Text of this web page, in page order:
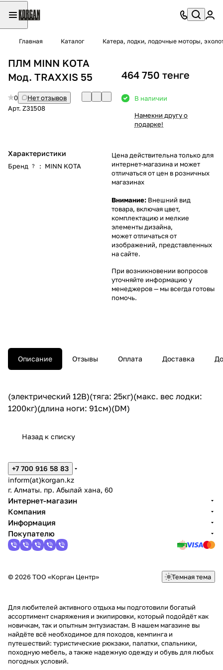
Главная Каталог Катера, лодки, лодочные моторы,
ПЛМ MINN KOTA
Мод. TRAXXIS 55
0
Нет отзывов
Арт. Z31508
Характеристики
Бренд ? : MINN KOTA
464 750 тенге
В наличии
Намекни другу о
подарке!
Цена действительна только для
интернет-магазина и может
отличаться от цен в розничных
магазинах
Внимание: Внешний вид
товара, включая цвет,
комплектацию и мелкие
элементы дизайна,
может отличаться от
изображений, представленных
на сайте.
При возникновении вопросов
уточняйте информацию у
менеджеров— мы всегда готовы
помочь.
Описание Отзывы Оплата Доставка
(электрический 12В)(тяга: 25кг)(макс. вес лодки:
1200кг)(длина ноги: 91см)(DM)
Назад к списку
+7 700 916 58 83
inform(at)korgan.kz
г. Алматы. пр. Абылай хана, 60
Интернет-магазин
Компания
Информация
Покупателю
© 2026 ТОО «Корган Центр» Темная тема
Для любителей активного отдыха мы подготовили богатый
ассортимент снаряжения и экипировки, который подойдёт как
новичкам, так и опытным энтузиастам. В нашем магазине вы
найдёте всё необходимое для походов, кемпинга и
путешествий: туристические рюкзаки, палатки, спальники,
походную мебель, а также надежную одежду и обувь для любых
погодных условий.